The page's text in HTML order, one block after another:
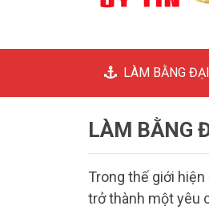
LÀM BẰNG
LÀM BẰNG
Trong thế giới
trở thành một yêu